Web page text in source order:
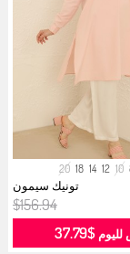
10
12
14
18
20
تونيك سيمون
$156.94
$37.79